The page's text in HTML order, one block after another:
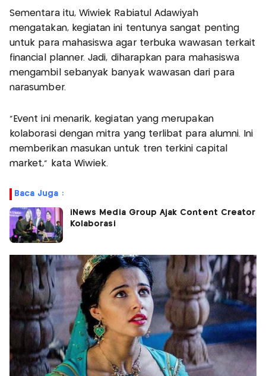
Sementara itu, Wiwiek Rabiatul Adawiyah
mengatakan, kegiatan ini tentunya sangat penting
untuk para mahasiswa agar terbuka wawasan terkait
financial planner. Jadi, diharapkan para mahasiswa
mengambil sebanyak banyak wawasan dari para
narasumber.
"Event ini menarik, kegiatan yang merupakan
kolaborasi dengan mitra yang terlibat para alumni. Ini
memberikan masukan untuk tren terkini capital
market," kata Wiwiek.
Baca Juga :
iNews Media Group Ajak Content Creator
Kolaborasi